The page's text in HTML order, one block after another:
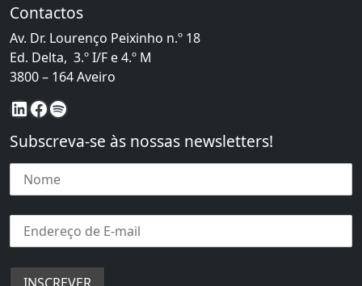
Contactos
Av. Dr. Lourenço Peixinho n.º 18
Ed. Delta, 3.º I/F e 4.º M
3800 – 164 Aveiro
LinkedIn
Facebook
Spotify
Subscreva-se às nossas newsletters!